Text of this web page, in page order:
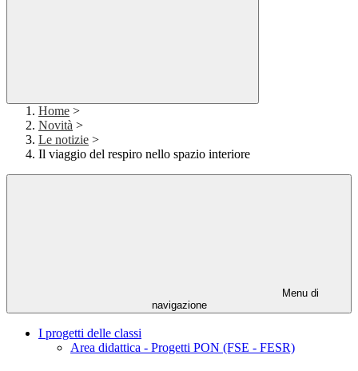
Home >
Novità >
Le notizie >
Il viaggio del respiro nello spazio interiore
Menu di
navigazione
I progetti delle classi
Area didattica - Progetti PON (FSE - FESR)